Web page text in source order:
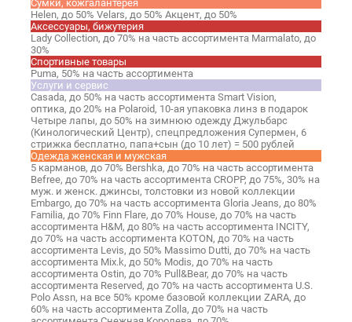
Сумки, кожгалантерея
Helen, до 50% Velars, до 50% Акцент, до 50%
Аксессуары, бижутерия
Lady Collection, до 70% на часть ассортимента Marmalato, до
30%
Спортивные товары
Puma, 50% на часть ассортимента
Услуги и сервис
Casada, до 50% на часть ассортимента Smart Vision,
оптика, до 20% на Polaroid, 10-ая упаковка линз в подарок
Четыре лапы, до 50% на зимнюю одежду Джульбарс
(Кинологический Центр), спецпредложения Супермен, 6
стрижка бесплатно, папа+сын (до 10 лет) = 500 рублей
Одежда женская и мужская
5 карманов, до 70% Bershka, до 70% на часть ассортимента
Befree, до 70% на часть ассортимента CROPP, до 75%, 30% на
муж. и женск. джинсы, толстовки из новой коллекции
Embargo, до 70% на часть ассортимента Gloria Jeans, до 80%
Familia, до 70% Finn Flare, до 70% House, до 70% на часть
ассортимента H&M, до 80% на часть ассортимента INCITY,
до 70% на часть ассортимента KOTON, до 70% на часть
ассортимента Levis, до 50% Massimo Dutti, до 70% на часть
ассортимента Mix.k, до 50% Modis, до 70% на часть
ассортимента Ostin, до 70% Pull&Bear, до 70% на часть
ассортимента Reserved, до 70% на часть ассортимента U.S.
Polo Assn, на все 50% кроме базовой коллекции ZARA, до
60% на часть ассортимента Zolla, до 70% на часть